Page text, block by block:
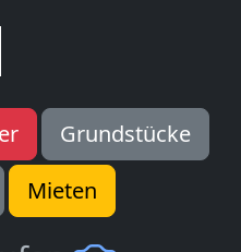
Grundstücke
Mieten